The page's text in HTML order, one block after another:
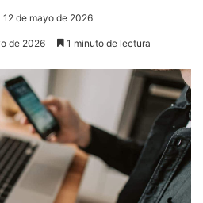
12 de mayo de 2026
de 2026 1 minuto de lectura